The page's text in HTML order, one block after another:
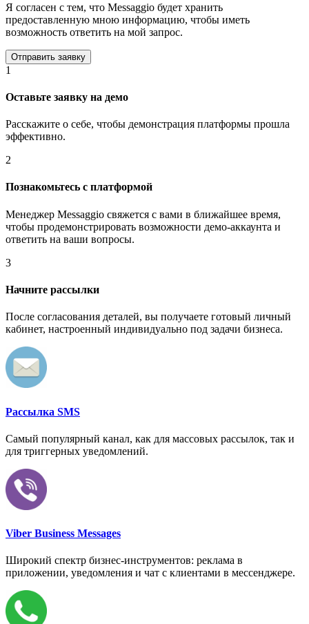
Я согласен с тем, что Messaggio будет хранить
предоставленную мною информацию, чтобы иметь
возможность ответить на мой запрос.
1
Оставьте заявку на демо
Расскажите о себе, чтобы демонстрация платформы прошла
эффективно.
2
Познакомьтесь с платформой
Менеджер Messaggio свяжется с вами в ближайшее время,
чтобы продемонстрировать возможности демо-аккаунта и
ответить на ваши вопросы.
3
Начните рассылки
После согласования деталей, вы получаете готовый личный
кабинет, настроенный индивидуально под задачи бизнеса.
Рассылка SMS
Самый популярный канал, как для массовых рассылок, так и
для триггерных уведомлений.
Viber Business Messages
Широкий спектр бизнес-инструментов: реклама в
приложении, уведомления и чат с клиентами в мессенджере.